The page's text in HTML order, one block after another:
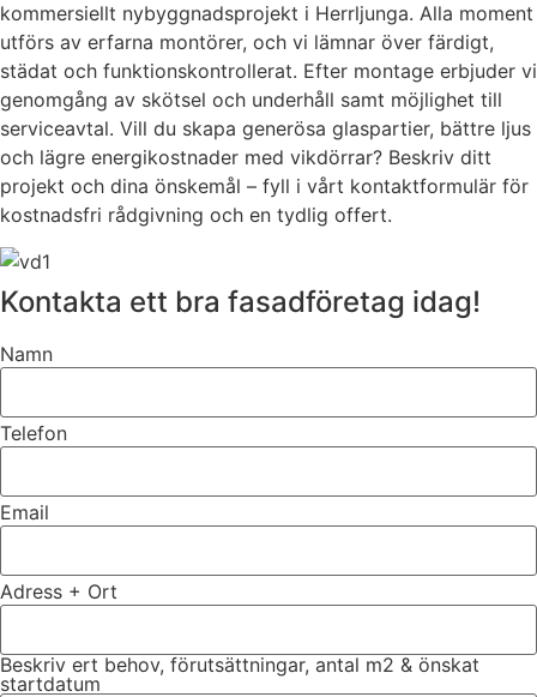
kommersiellt nybyggnadsprojekt i Herrljunga. Alla moment
utförs av erfarna montörer, och vi lämnar över färdigt,
städat och funktionskontrollerat. Efter montage erbjuder vi
genomgång av skötsel och underhåll samt möjlighet till
serviceavtal. Vill du skapa generösa glaspartier, bättre ljus
och lägre energikostnader med vikdörrar? Beskriv ditt
projekt och dina önskemål – fyll i vårt kontaktformulär för
kostnadsfri rådgivning och en tydlig offert.
Kontakta ett bra fasadföretag idag!
Namn
Telefon
Email
Adress + Ort
Beskriv ert behov, förutsättningar, antal m2 & önskat
startdatum